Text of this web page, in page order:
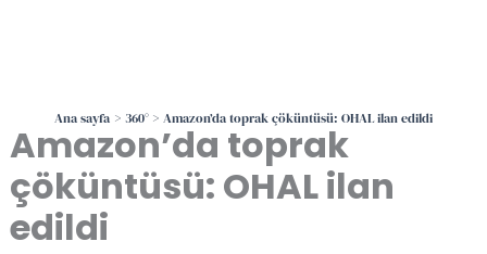
Ana sayfa 360° Amazon’da toprak çöküntüsü: OHAL ilan edildi
Amazon’da toprak
çöküntüsü: OHAL ilan
edildi